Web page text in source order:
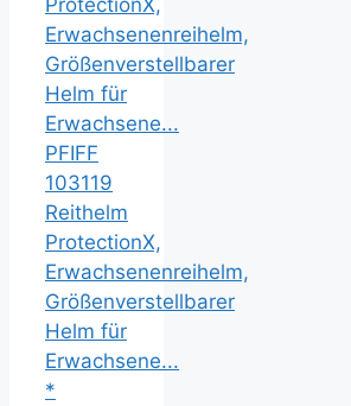
PFIFF
103119
Reithelm
ProtectionX,
Erwachsenenreihelm,
Größenverstellbarer
Helm für
Erwachsene...
*